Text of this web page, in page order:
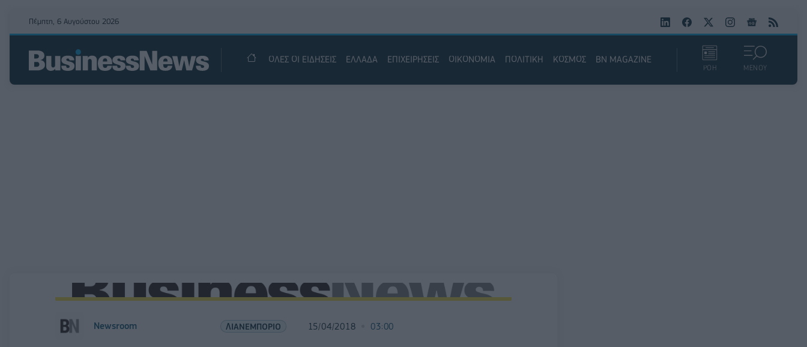
Πέμπτη, 6 Αυγούστου 2026
ΟΛΕΣ ΟΙ ΕΙΔΗΣΕΙΣ ΕΛΛΑΔΑ ΕΠΙΧΕΙΡΗΣΕΙΣ ΟΙΚΟΝΟΜΙΑ ΠΟΛΙΤΙΚΗ ΚΟΣΜΟΣ BN MAGAZINE
ΡΟΗ ΜΕΝΟΥ
Newsroom ΛΙΑΝΕΜΠΟΡΙΟ 15/04/2018 03:00